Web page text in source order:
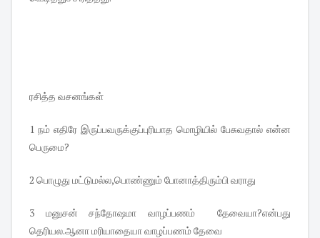
ரசித்த வசனங்கள்
1 நம் எதிரே இருப்பவருக்குப்புரியாத மொழியில் பேசுவதால் என்ன
பெருமை?
2 பொழுது மட்டுமல்ல,பொண்ணும் போனாத்திரும்பி வராது
3 மனுசன் சந்தோஷமா வாழப்பணம் தேவையா?என்பது
தெரியல.ஆனா மரியாதையா வாழப்பணம் தேவை